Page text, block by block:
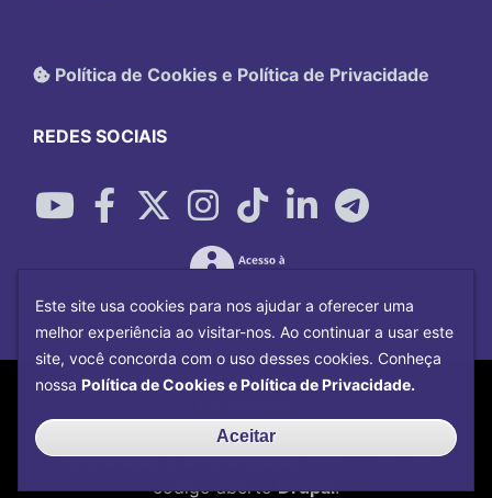
Política de Cookies e Política de Privacidade
REDES SOCIAIS
Copyright©2026Universidade Federal
Centro de Tecnologia da
Informação e Comunicaçãocom o CMS de
código abertoDrupal.
Este site usa cookies para nos ajudar a oferecer uma
melhor experiência ao visitar-nos. Ao continuar a usar este
site, você concorda com o uso desses cookies. Conheça
nossa Política de Cookies e Política de Privacidade.
Aceitar